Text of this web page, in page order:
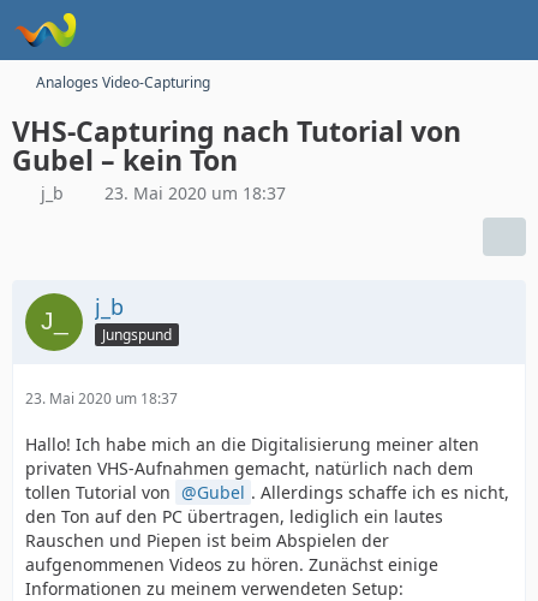
Analoges Video-Capturing
VHS-Capturing nach Tutorial von
Gubel – kein Ton
j_b 23. Mai 2020 um 18:37
j_b
Jungspund
23. Mai 2020 um 18:37
Hallo! Ich habe mich an die Digitalisierung meiner alten
privaten VHS-Aufnahmen gemacht, natürlich nach dem
tollen Tutorial von
Gubel . Allerdings schaffe ich es nicht,
den Ton auf den PC übertragen, lediglich ein lautes
Rauschen und Piepen ist beim Abspielen der
aufgenommenen Videos zu hören. Zunächst einige
Informationen zu meinem verwendeten Setup: